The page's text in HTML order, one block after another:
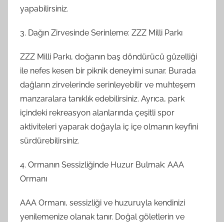
yapabilirsiniz.
3. Dağın Zirvesinde Serinleme: ZZZ Milli Parkı
ZZZ Milli Parkı, doğanın baş döndürücü güzelliği
ile nefes kesen bir piknik deneyimi sunar. Burada
dağların zirvelerinde serinleyebilir ve muhteşem
manzaralara tanıklık edebilirsiniz. Ayrıca, park
içindeki rekreasyon alanlarında çeşitli spor
aktiviteleri yaparak doğayla iç içe olmanın keyfini
sürdürebilirsiniz.
4. Ormanın Sessizliğinde Huzur Bulmak: AAA
Ormanı
AAA Ormanı, sessizliği ve huzuruyla kendinizi
yenilemenize olanak tanır. Doğal göletlerin ve